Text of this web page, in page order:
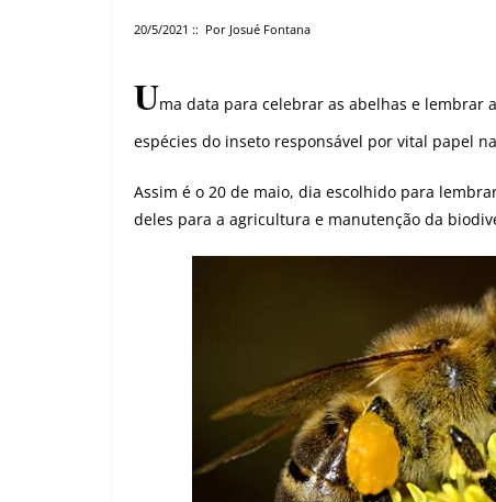
20/5/2021 :: Por Josué Fontana
Uma data para celebrar as abelhas e lembrar
espécies do inseto responsável por vital papel
Assim é o 20 de maio, dia escolhido para
deles para a agricultura e manutenção da